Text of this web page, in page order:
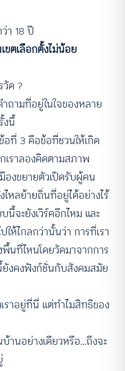
า 18 ปี
ขตเลือกตั้งไม่น้อย
วัด ?
ถามที่อยู่ในใจของหลาย
งนี้
3 คือข้อที่ชวนให้เกิด
เราลองคิดตามสภาพ
องขยายตัวเปิดรับผู้คน
หลย้ายถิ่นที่อยู่ได้อย่างไร้
จะยังเวิร์คอีกไหม และ
ให้ไกลกว่านั้นว่า การที่เรา
นที่ไหนโดยวัดมาจากการ
งคงฟังก์ชั่นกับสังคมสมัย
เราอยู่ที่นี่ แต่ทำไมสิทธิของ
านอย่างเดียวหรือ…ถึงจะ